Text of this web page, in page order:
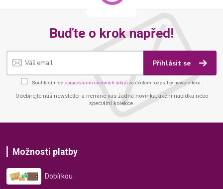
Buďte o krok napřed!
Přihlásit se
Souhlasím se zpracováním osobních údajů za účelem rozesílky newsletteru.
Odebírejte náš newsletter a nemine vás žádná novinka, akční nabídka nebo
speciální kolekce.
Možnosti platby
Dobírkou